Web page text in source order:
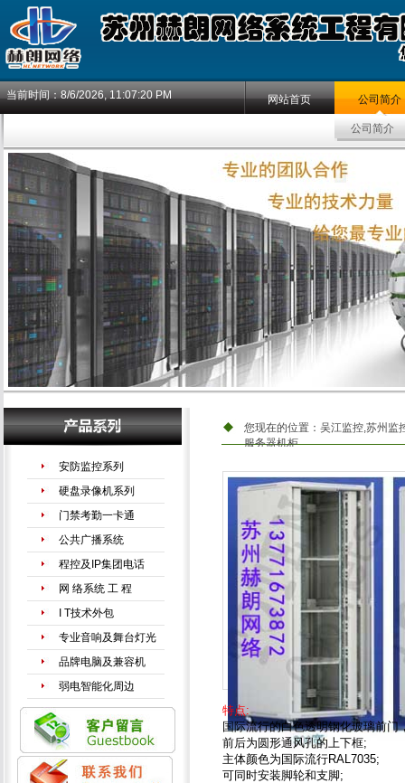
当前时间：8/6/2026, 11:07:20 PM 网站首页 公司简介
公司简介
安防监控系列
硬盘录像机系列
门禁考勤一卡通
公共广播系统
程控及IP集团电话
网 络系统 工 程
I T技术外包
专业音响及舞台灯光
品牌电脑及兼容机
弱电智能化周边
您现在的位置： 吴江监控,苏州监
服务器机柜
特点:
国际流行的白色透明钢化玻璃前
前后为圆形通风孔的上下框;
主体颜色为国际流行RAL7035;
可同时安装脚轮和支脚;